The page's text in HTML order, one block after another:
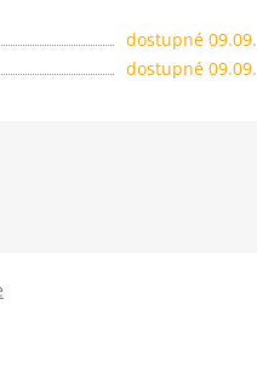
dostupné 09.09.
dostupné 09.09.